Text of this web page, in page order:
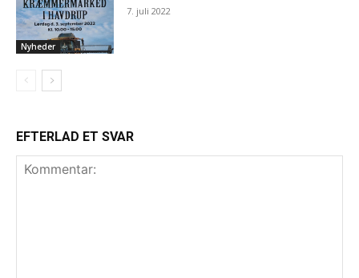
Nyheder
7. juli 2022
EFTERLAD ET SVAR